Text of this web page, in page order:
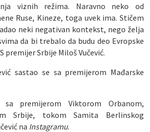
viznih režima. Naravno neko od
Ruse, Kineze, toga uvek ima. Stičem
neki negativan kontekst, nego želja
da bi trebalo da budu deo Evropske
premijer Srbije Miloš Vučević.
sastao se sa premijerom Mađarske
sa premijerom Viktorom Orbanom,
Srbije, tokom Samita Berlinskog
na Instagramu.